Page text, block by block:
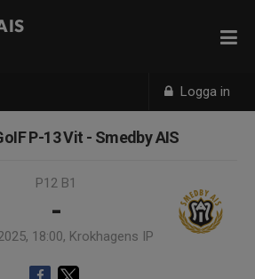
Logga in
P-13 Vit - Smedby AIS
P12 B1
-
18:00, Krokhagens IP